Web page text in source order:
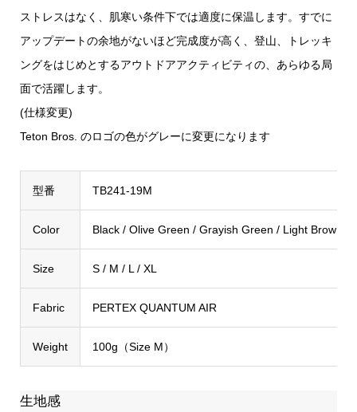
ストレスはなく、肌寒い条件下では適度に保温します。すでに
アップデートの余地がないほど完成度が高く、登山、トレッキ
ングをはじめとするアウトドアアクティビティの、あらゆる局
面で活躍します。
(仕様変更)
Teton Bros. のロゴの色がグレーに変更になります
型番 TB241-19M
Color Black / Olive Green / Grayish Green / Light Brown /
Size S / M / L / XL
Fabric PERTEX QUANTUM AIR
Weight 100g（Size M）
生地感